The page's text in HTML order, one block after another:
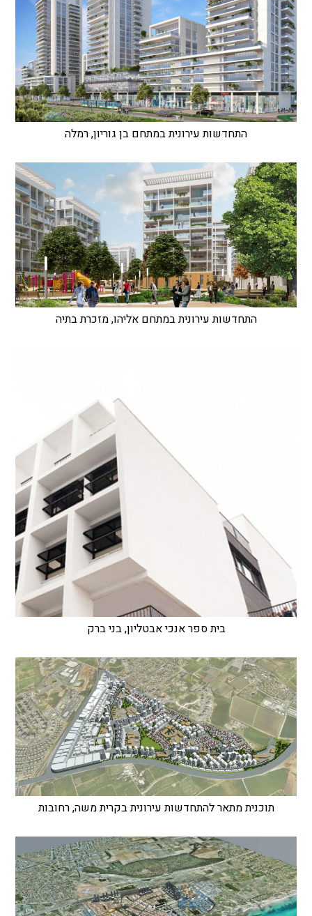
התחדשות עירונית במתחם בן גוריון, רמלה
התחדשות עירונית במתחם אליהו, מזכרת בתיה
בית ספר אנכי אבטליון, בני ברק
תוכנית מתאר להתחדשות עירונית בקרית משה, רחובות